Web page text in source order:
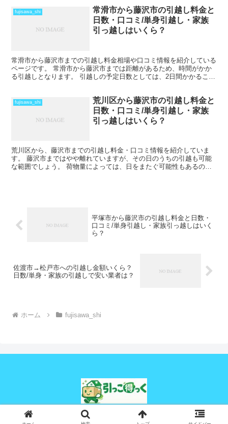
fujisawa_shi
常滑市から藤沢市の引越し料金と
日数・口コミ/単身引越し・家族
引っ越しはいくら？
常滑市から藤沢市までの引越し料金相場や口コミ情報を紹介している
ページです。 常滑市から藤沢市までは距離があるため、時間がかか
る引越しとなります。 引越しの予定日数としては、2日間かかること
fujisawa_shi
荒川区から藤沢市の引越し料金と
日数・口コミ/単身引越し・家族
引っ越しはいくら？
荒川区から、藤沢市までの引越し料金・口コミ情報を紹介していま
す。 藤沢市まではやや離れていますが、その日のうちの引越も可能
な範囲でしょう。 荷物量によっては、日をまたぐ可能性もあるの
平塚市から藤沢市の引越し料金と日数・
口コミ/単身引越し・家族引っ越しはいく
ら？
佐渡市→松戸市への引越し金額いくら？
日数/単身・家族の引越しで安い業者は？
ホーム fujisawa_shi
© 2024 引っこ得っく.